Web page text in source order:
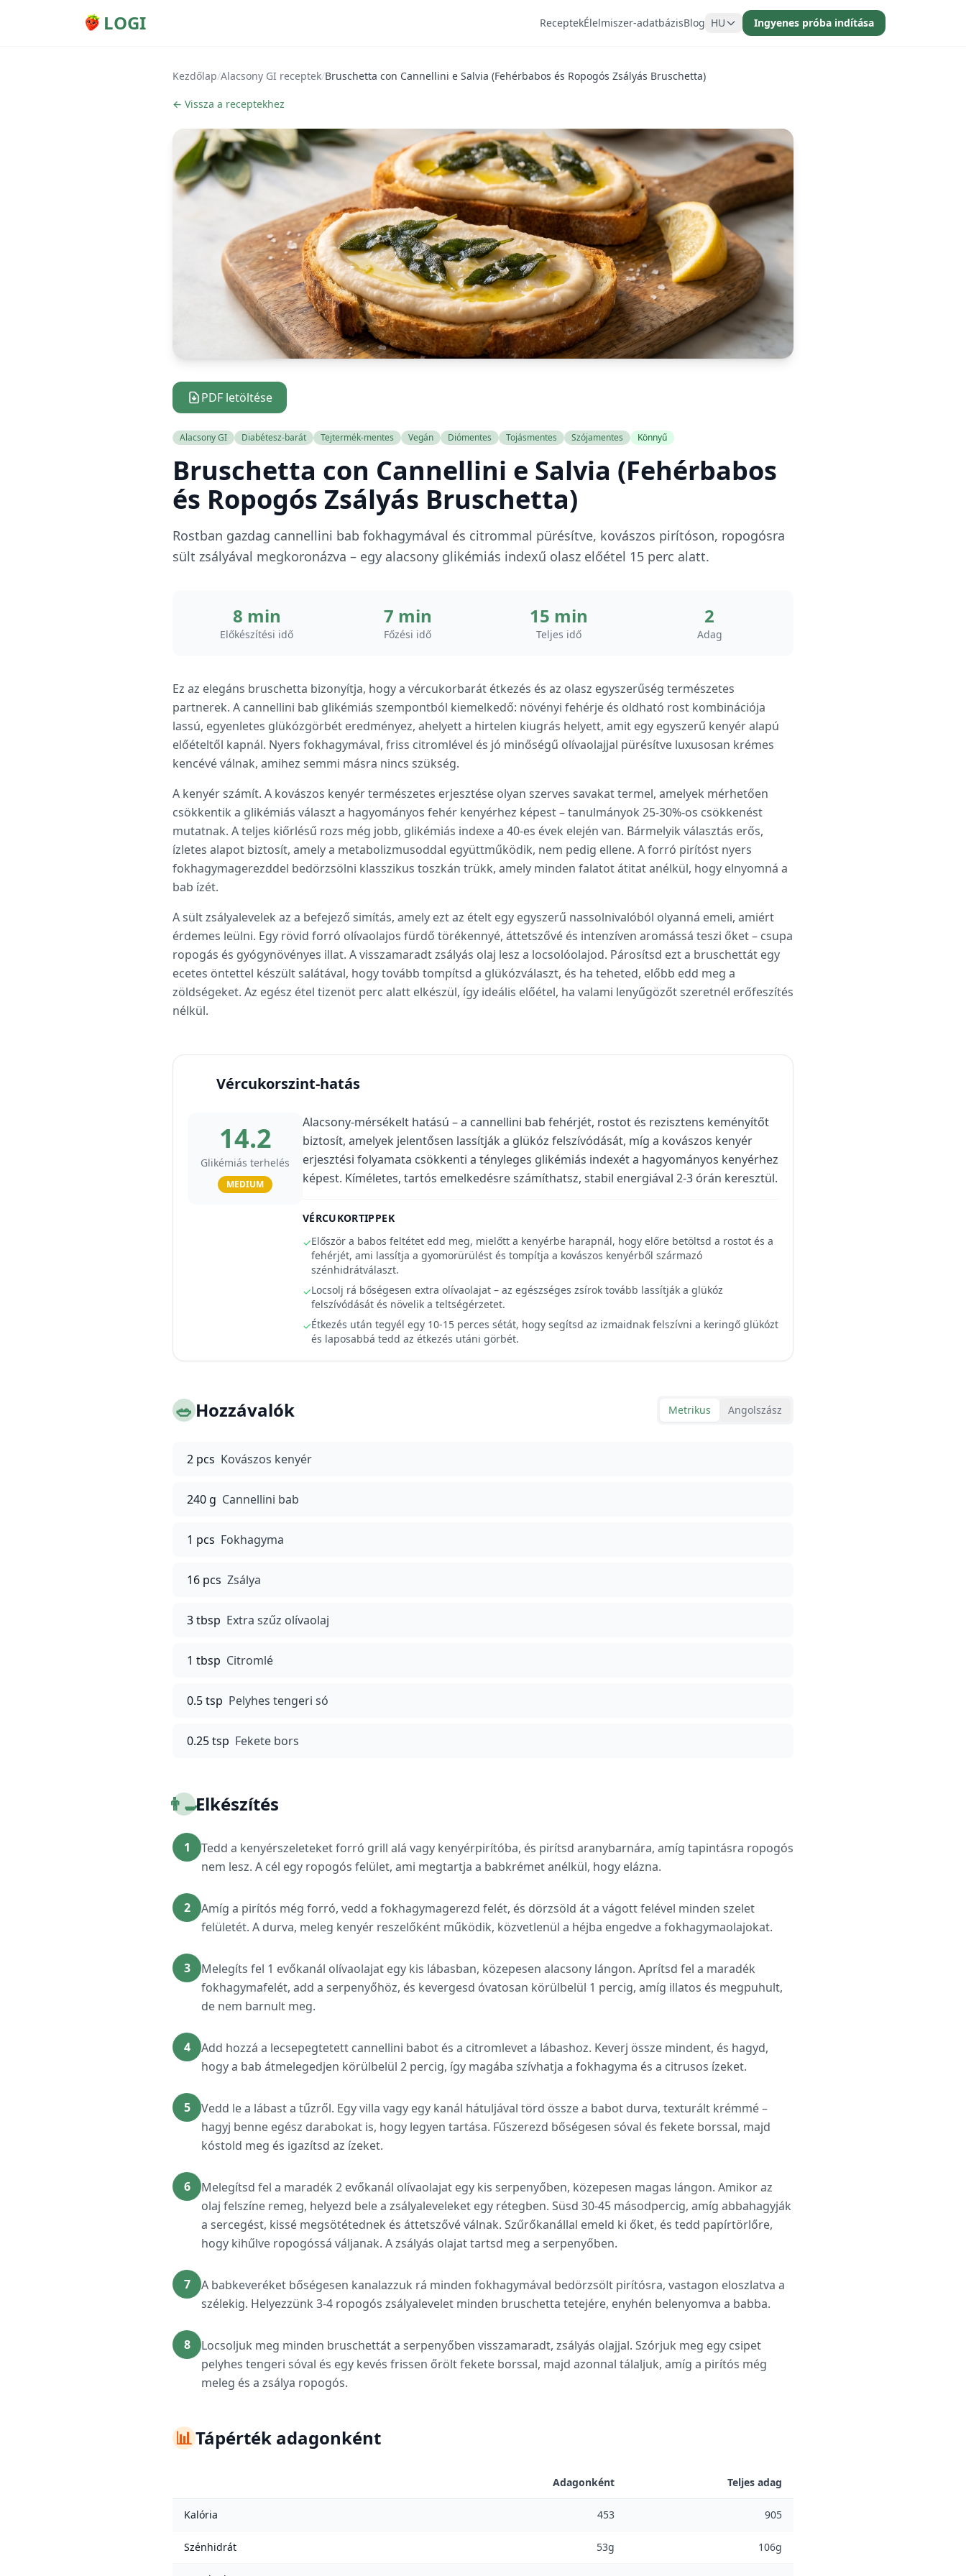
LOGI ReceptekÉlelmiszer-adatbázisBlog HU Ingyenes próba indítása
Kezdőlap/Alacsony GI receptek/Bruschetta con Cannellini e Salvia (Fehérbabos és Ropogós Zsályás Bruschetta)
← Vissza a receptekhez
PDF letöltése
Alacsony GI Diabétesz-barát Tejtermék-mentes Vegán Diómentes Tojásmentes Szójamentes Könnyű
Bruschetta con Cannellini e Salvia (Fehérbabos
és Ropogós Zsályás Bruschetta)
Rostban gazdag cannellini bab fokhagymával és citrommal pürésítve, kovászos pirítóson, ropogósra
sült zsályával megkoronázva – egy alacsony glikémiás indexű olasz előétel 15 perc alatt.
8 min
Előkészítési idő
7 min
Főzési idő
15 min
Teljes idő
2
Adag
Ez az elegáns bruschetta bizonyítja, hogy a vércukorbarát étkezés és az olasz egyszerűség természetes
partnerek. A cannellini bab glikémiás szempontból kiemelkedő: növényi fehérje és oldható rost kombinációja
lassú, egyenletes glükózgörbét eredményez, ahelyett a hirtelen kiugrás helyett, amit egy egyszerű kenyér alapú
előételtől kapnál. Nyers fokhagymával, friss citromlével és jó minőségű olívaolajjal pürésítve luxusosan krémes
kencévé válnak, amihez semmi másra nincs szükség.
A kenyér számít. A kovászos kenyér természetes erjesztése olyan szerves savakat termel, amelyek mérhetően
csökkentik a glikémiás választ a hagyományos fehér kenyérhez képest – tanulmányok 25-30%-os csökkenést
mutatnak. A teljes kiőrlésű rozs még jobb, glikémiás indexe a 40-es évek elején van. Bármelyik választás erős,
ízletes alapot biztosít, amely a metabolizmusoddal együttműködik, nem pedig ellene. A forró pirítóst nyers
fokhagymagerezddel bedörzsölni klasszikus toszkán trükk, amely minden falatot átitat anélkül, hogy elnyomná a
bab ízét.
A sült zsályalevelek az a befejező simítás, amely ezt az ételt egy egyszerű nassolnivalóból olyanná emeli, amiért
érdemes leülni. Egy rövid forró olívaolajos fürdő törékennyé, áttetszővé és intenzíven aromássá teszi őket – csupa
ropogás és gyógynövényes illat. A visszamaradt zsályás olaj lesz a locsolóolajod. Párosítsd ezt a bruschettát egy
ecetes öntettel készült salátával, hogy tovább tompítsd a glükózválaszt, és ha teheted, előbb edd meg a
zöldségeket. Az egész étel tizenöt perc alatt elkészül, így ideális előétel, ha valami lenyűgözőt szeretnél erőfeszítés
nélkül.
Vércukorszint-hatás
14.2
Glikémiás terhelés
MEDIUM
Alacsony-mérsékelt hatású – a cannellini bab fehérjét, rostot és rezisztens keményítőt
biztosít, amelyek jelentősen lassítják a glükóz felszívódását, míg a kovászos kenyér
erjesztési folyamata csökkenti a tényleges glikémiás indexét a hagyományos kenyérhez
képest. Kíméletes, tartós emelkedésre számíthatsz, stabil energiával 2-3 órán keresztül.
VÉRCUKORTIPPEK
✓Először a babos feltétet edd meg, mielőtt a kenyérbe harapnál, hogy előre betöltsd a rostot és a
fehérjét, ami lassítja a gyomorürülést és tompítja a kovászos kenyérből származó
szénhidrátválaszt.
✓Locsolj rá bőségesen extra olívaolajat – az egészséges zsírok tovább lassítják a glükóz
felszívódását és növelik a teltségérzetet.
✓Étkezés után tegyél egy 10-15 perces sétát, hogy segítsd az izmaidnak felszívni a keringő glükózt
és laposabbá tedd az étkezés utáni görbét.
🥗Hozzávalók Metrikus Angolszász
2 pcs Kovászos kenyér
240 g Cannellini bab
1 pcs Fokhagyma
16 pcs Zsálya
3 tbsp Extra szűz olívaolaj
1 tbsp Citromlé
0.5 tsp Pelyhes tengeri só
0.25 tsp Fekete bors
👨‍🍳Elkészítés
1
Tedd a kenyérszeleteket forró grill alá vagy kenyérpirítóba, és pirítsd aranybarnára, amíg tapintásra ropogós
nem lesz. A cél egy ropogós felület, ami megtartja a babkrémet anélkül, hogy elázna.
2
Amíg a pirítós még forró, vedd a fokhagymagerezd felét, és dörzsöld át a vágott felével minden szelet
felületét. A durva, meleg kenyér reszelőként működik, közvetlenül a héjba engedve a fokhagymaolajokat.
3
Melegíts fel 1 evőkanál olívaolajat egy kis lábasban, közepesen alacsony lángon. Aprítsd fel a maradék
fokhagymafelét, add a serpenyőhöz, és kevergesd óvatosan körülbelül 1 percig, amíg illatos és megpuhult,
de nem barnult meg.
4
Add hozzá a lecsepegtetett cannellini babot és a citromlevet a lábashoz. Keverj össze mindent, és hagyd,
hogy a bab átmelegedjen körülbelül 2 percig, így magába szívhatja a fokhagyma és a citrusos ízeket.
5
Vedd le a lábast a tűzről. Egy villa vagy egy kanál hátuljával törd össze a babot durva, texturált krémmé –
hagyj benne egész darabokat is, hogy legyen tartása. Fűszerezd bőségesen sóval és fekete borssal, majd
kóstold meg és igazítsd az ízeket.
6
Melegítsd fel a maradék 2 evőkanál olívaolajat egy kis serpenyőben, közepesen magas lángon. Amikor az
olaj felszíne remeg, helyezd bele a zsályaleveleket egy rétegben. Süsd 30-45 másodpercig, amíg abbahagyják
a sercegést, kissé megsötétednek és áttetszővé válnak. Szűrőkanállal emeld ki őket, és tedd papírtörlőre,
hogy kihűlve ropogóssá váljanak. A zsályás olajat tartsd meg a serpenyőben.
7
A babkeveréket bőségesen kanalazzuk rá minden fokhagymával bedörzsölt pirítósra, vastagon eloszlatva a
szélekig. Helyezzünk 3-4 ropogós zsályalevelet minden bruschetta tetejére, enyhén belenyomva a babba.
8
Locsoljuk meg minden bruschettát a serpenyőben visszamaradt, zsályás olajjal. Szórjuk meg egy csipet
pelyhes tengeri sóval és egy kevés frissen őrölt fekete borssal, majd azonnal tálaljuk, amíg a pirítós még
meleg és a zsálya ropogós.
📊Tápérték adagonként
Adagonként Teljes adag
Kalória 453 905
Szénhidrát 53g 106g